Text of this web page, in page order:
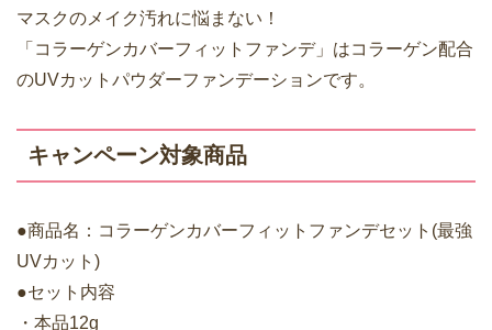
マスクのメイク汚れに悩まない！
「コラーゲンカバーフィットファンデ」はコラーゲン配合
のUVカットパウダーファンデーションです。
キャンペーン対象商品
●商品名：コラーゲンカバーフィットファンデセット(最強
UVカット)
●セット内容
・本品12g